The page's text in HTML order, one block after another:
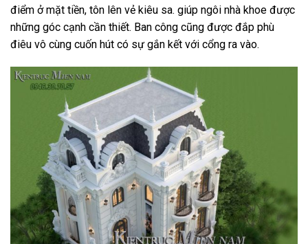
điểm ở mặt tiền, tôn lên vẻ kiêu sa. giúp ngôi nhà khoe được
những góc cạnh cần thiết. Ban công cũng được đắp phù
điêu vô cùng cuốn hút có sự gắn kết với cổng ra vào.